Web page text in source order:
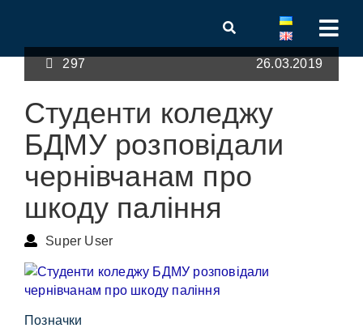
297 26.03.2019
Студенти коледжу
БДМУ розповідали
чернівчанам про
шкоду паління
Super User
Позначки